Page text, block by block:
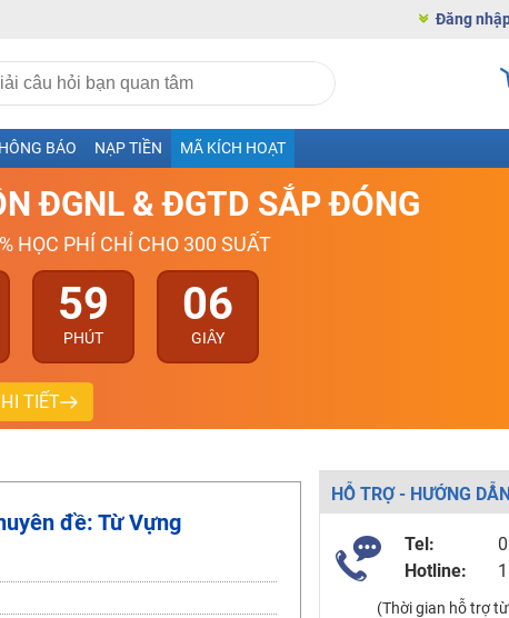
Đăng
BÁO NẠP TIỀN MÃ KÍCH HOẠT
ĐGNL & ĐGTD SẮP ĐÓNG
HỌC PHÍ CHỈ CHO 300 SUẤT
59
PHÚT
05
GIÂY
TIẾT
đề: Từ Vựng
HỖ TRỢ - HƯỚNG
Tel:
Hotline:
(Thời gian hỗ trợ từ